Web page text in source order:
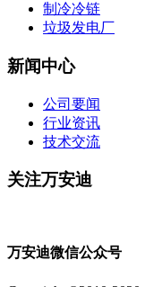
制冷冷链
垃圾发电厂
新闻中心
公司要闻
行业资讯
技术交流
关注万安迪
万安迪微信公众号